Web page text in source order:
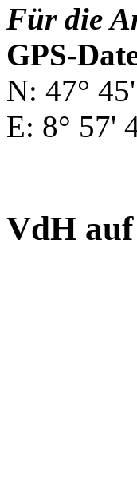
Für die
GPS-
N: 47°
E: 8° 57'
VdH